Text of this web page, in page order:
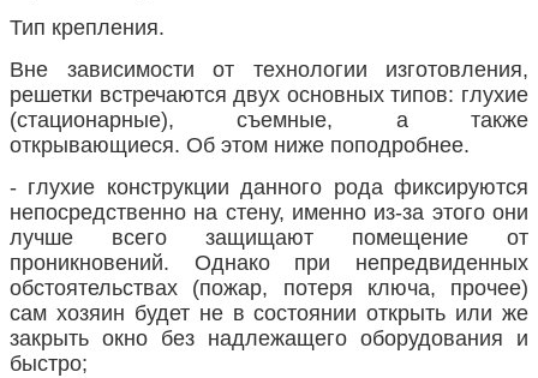
Тип крепления.
Вне зависимости от технологии изготовления,
решетки встречаются двух основных типов: глухие
(стационарные), съемные, а также
открывающиеся. Об этом ниже поподробнее.
- глухие конструкции данного рода фиксируются
непосредственно на стену, именно из-за этого они
лучше всего защищают помещение от
проникновений. Однако при непредвиденных
обстоятельствах (пожар, потеря ключа, прочее)
сам хозяин будет не в состоянии открыть или же
закрыть окно без надлежащего оборудования и
быстро;